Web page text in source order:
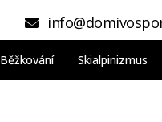
Běžkování Skialpinizmus